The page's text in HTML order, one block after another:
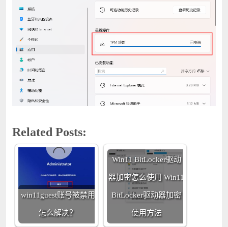
Related Posts:
win11guest账号被禁用
怎么解决？
Win11 BitLocker驱动
器加密怎么使用 Win11
BitLocker驱动器加密
使用方法